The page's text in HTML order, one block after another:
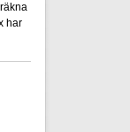
har